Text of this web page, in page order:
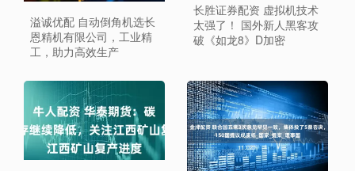
溢诚优配 自动倒角机选长
恩精机有限公司，工业精
工，助力高效生产
长胜证券配资 虚拟机技术
太强了！ 国外新人黑客攻
破《如龙8》D加密